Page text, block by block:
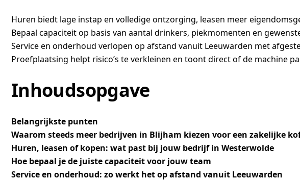
Huren biedt lage instap en volledige ontzorging, leasen meer
Bepaal capaciteit op basis van aantal drinkers, piekmomenten en
Service en onderhoud verlopen op afstand vanuit Leeuwarden met
Proefplaatsing helpt risico’s te verkleinen en toont direct of de machine
Inhoudsopgave
Belangrijkste punten
Waarom steeds meer bedrijven in Blijham kiezen voor een zakelijke
Huren, leasen of kopen: wat past bij jouw bedrijf in Westerwolde
Hoe bepaal je de juiste capaciteit voor jouw team
Service en onderhoud: zo werkt het op afstand vanuit Leeuwarden